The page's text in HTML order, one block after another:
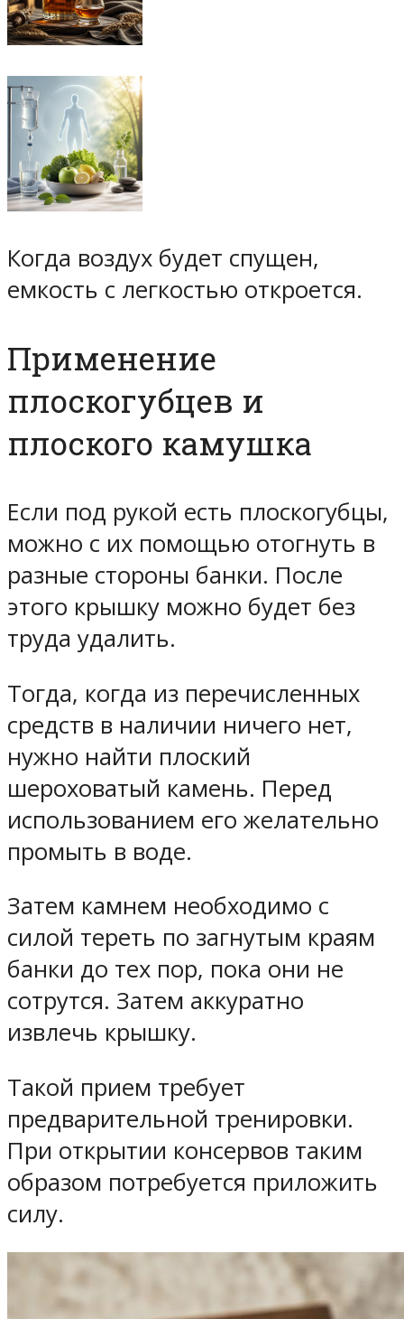
Когда воздух будет спущен,
емкость с легкостью откроется.
Применение
плоскогубцев и
плоского камушка
Если под рукой есть плоскогубцы,
можно с их помощью отогнуть в
разные стороны банки. После
этого крышку можно будет без
труда удалить.
Тогда, когда из перечисленных
средств в наличии ничего нет,
нужно найти плоский
шероховатый камень. Перед
использованием его желательно
промыть в воде.
Затем камнем необходимо с
силой тереть по загнутым краям
банки до тех пор, пока они не
сотрутся. Затем аккуратно
извлечь крышку.
Такой прием требует
предварительной тренировки.
При открытии консервов таким
образом потребуется приложить
силу.